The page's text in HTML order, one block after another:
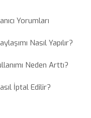
Yorumları
Nasıl Yapılır?
Neden Arttı?
İptal Edilir?